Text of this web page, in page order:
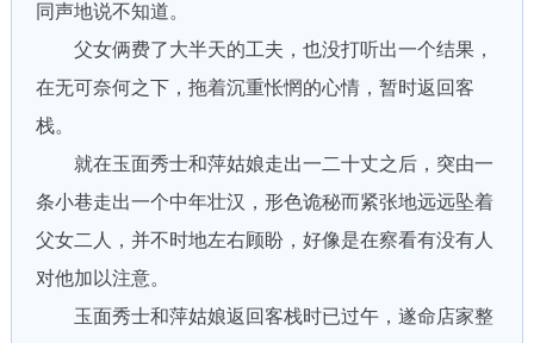
同声地说不知道。
父女俩费了大半天的工夫，也没打听出一个结果，
在无可奈何之下，拖着沉重怅惘的心情，暂时返回客
栈。
就在玉面秀士和萍姑娘走出一二十丈之后，突由一
条小巷走出一个中年壮汉，形色诡秘而紧张地远远坠着
父女二人，并不时地左右顾盼，好像是在察看有没有人
对他加以注意。
玉面秀士和萍姑娘返回客栈时已过午，遂命店家整